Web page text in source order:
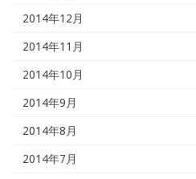
2014年12月
2014年11月
2014年10月
2014年9月
2014年8月
2014年7月